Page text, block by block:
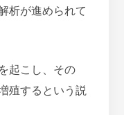
析が進められて
起こし、その
殖するという説